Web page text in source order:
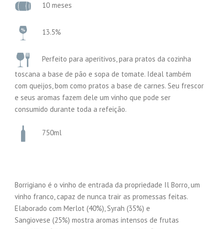
10 meses
13.5%
Perfeito para aperitivos, para pratos da cozinha
toscana a base de pão e sopa de tomate. Ideal também
com queijos, bom como pratos a base de carnes. Seu frescor
e seus aromas fazem dele um vinho que pode ser
consumido durante toda a refeição.
750ml
Borrigiano é o vinho de entrada da propriedade Il Borro, um
vinho franco, capaz de nunca trair as promessas feitas.
Elaborado com Merlot (40%), Syrah (35%) e
Sangiovese (25%) mostra aromas intensos de frutas